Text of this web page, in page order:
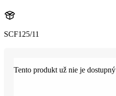
SCF125/11
Tento produkt už nie je dostupný